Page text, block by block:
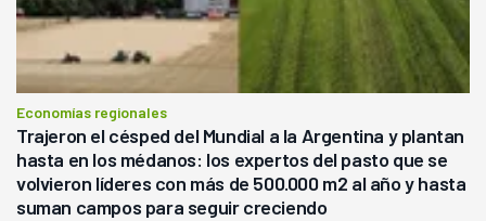
Economías regionales
Trajeron el césped del Mundial a la Argentina y plantan
hasta en los médanos: los expertos del pasto que se
volvieron líderes con más de 500.000 m2 al año y hasta
suman campos para seguir creciendo